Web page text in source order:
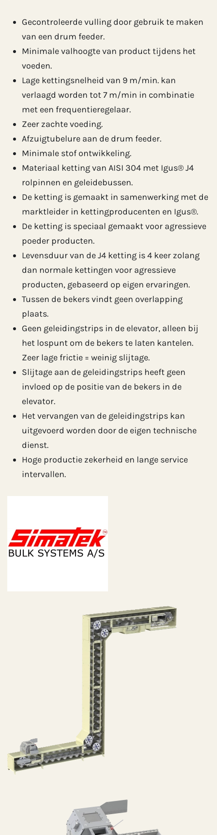
Gecontroleerde vulling door gebruik te maken
van een drum feeder.
Minimale valhoogte van product tijdens het
voeden.
Lage kettingsnelheid van 9 m/min. kan
verlaagd worden tot 7 m/min in combinatie
met een frequentieregelaar.
Zeer zachte voeding.
Afzuigtubelure aan de drum feeder.
Minimale stof ontwikkeling.
Materiaal ketting van AISI 304 met Igus® J4
rolpinnen en geleidebussen.
De ketting is gemaakt in samenwerking met de
marktleider in kettingproducenten en Igus®.
De ketting is speciaal gemaakt voor agressieve
poeder producten.
Levensduur van de J4 ketting is 4 keer zolang
dan normale kettingen voor agressieve
producten, gebaseerd op eigen ervaringen.
Tussen de bekers vindt geen overlapping
plaats.
Geen geleidingstrips in de elevator, alleen bij
het lospunt om de bekers te laten kantelen.
Zeer lage frictie = weinig slijtage.
Slijtage aan de geleidingstrips heeft geen
invloed op de positie van de bekers in de
elevator.
Het vervangen van de geleidingstrips kan
uitgevoerd worden door de eigen technische
dienst.
Hoge productie zekerheid en lange service
intervallen.